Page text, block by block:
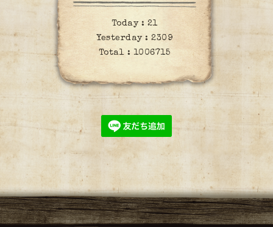
Today : 21
Yesterday : 2309
Total : 1006715